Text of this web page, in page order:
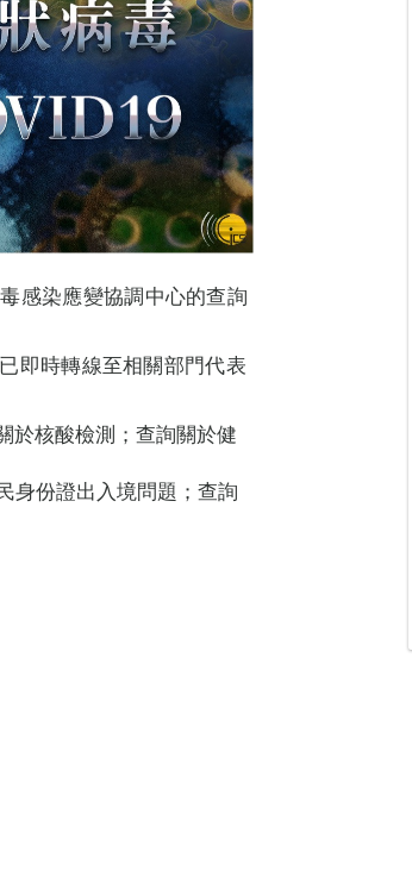
感染應變協調中心的查詢
即時轉線至相關部門代表
於核酸檢測；查詢關於健
身份證出入境問題；查詢